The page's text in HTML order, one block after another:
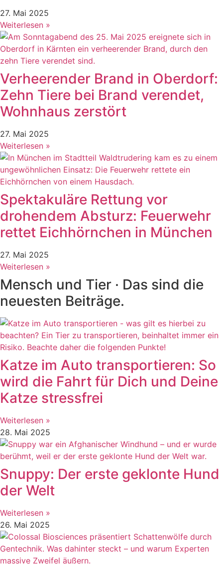
27. Mai 2025
Weiterlesen »
Verheerender Brand in Oberdorf:
Zehn Tiere bei Brand verendet,
Wohnhaus zerstört
27. Mai 2025
Weiterlesen »
Spektakuläre Rettung vor
drohendem Absturz: Feuerwehr
rettet Eichhörnchen in München
27. Mai 2025
Weiterlesen »
Mensch und Tier · Das sind die
neuesten Beiträge.
Katze im Auto transportieren: So
wird die Fahrt für Dich und Deine
Katze stressfrei
Weiterlesen »
28. Mai 2025
Snuppy: Der erste geklonte Hund
der Welt
Weiterlesen »
26. Mai 2025